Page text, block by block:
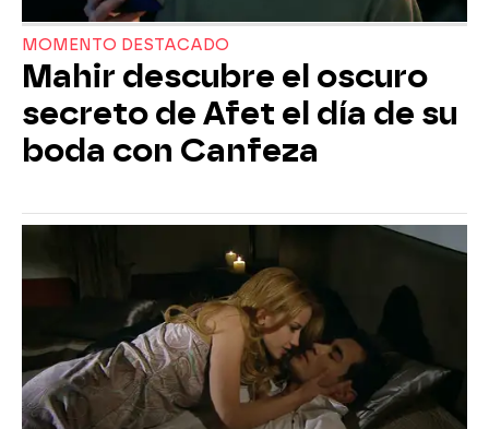
MOMENTO DESTACADO
Mahir descubre el oscuro
secreto de Afet el día de su
boda con Canfeza